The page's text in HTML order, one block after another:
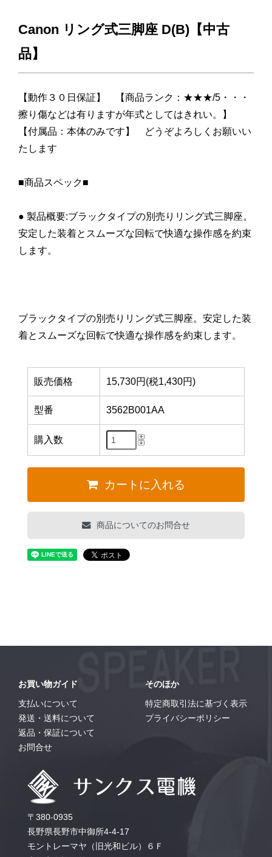
Canon リング式三脚座 D(B)【中古
品】
【動作３０日保証】 【商品ランク：★★★/5・・・
擦り傷などは有りますが年式としてはきれい。】
【付属品：本体のみです】 どうぞよろしくお願いい
たします
■商品スペック■
● 製品概要:ブラックタイプの別売りリング式三脚座。
安定した装着とスムーズな回転で快適な操作感を約束
します。
ブラックタイプの別売りリング式三脚座。安定した装
着とスムーズな回転で快適な操作感を約束します。
販売価格 15,730円(税1,430円)
型番 3562B001AA
購入数
カートに入れる
商品についてのお問合せ
お買い物ガイド
支払いについて
発送・送料について
返品・保証について
お問合せ
そのほか
特定商取引法に基づく表示
プライバシーポリシー
〒380-0935
長野県長野市中御所4-4-17
モントレーマヤ（旧光和ビル）６Ｆ